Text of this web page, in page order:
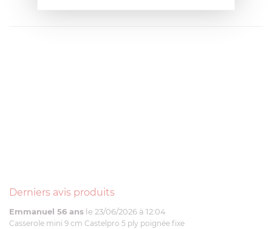
Derniers avis produits
Emmanuel 56 ans le 23/06/2026 à 12:04
Casserole mini 9 cm Castelpro 5 ply poignée fixe